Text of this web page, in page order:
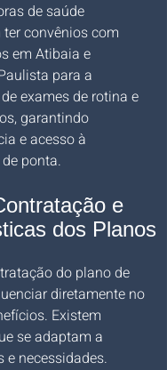
de saúde
convênios com
em Atibaia e
para a
exames de rotina e
garantindo
e acesso à
ponta.
e
dos Planos
do plano de
diretamente no
Existem
se adaptam a
e necessidades.